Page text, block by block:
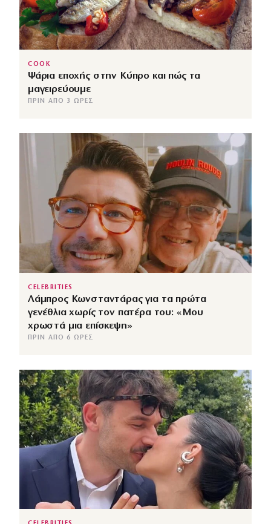
COOK
Ψάρια εποχής στην Κύπρο και πώς τα
μαγειρεύουμε
ΠΡΙΝ ΑΠΌ 3 ΏΡΕΣ
CELEBRITIES
Λάμπρος Κωνσταντάρας για τα πρώτα
γενέθλια χωρίς τον πατέρα του: «Μου
χρωστά μια επίσκεψη»
ΠΡΙΝ ΑΠΌ 6 ΏΡΕΣ